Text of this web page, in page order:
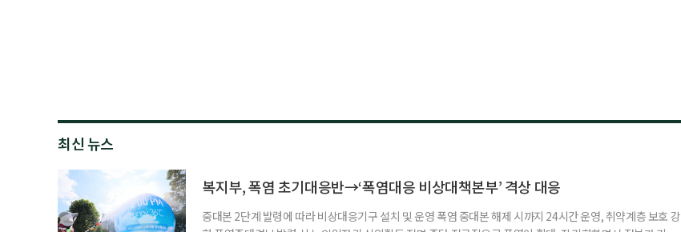
최신 뉴스
복지부, 폭염 초기대응반→‘폭염대응 비상대책본부’ 격상 대응
중대본 2단계 발령에 따라 비상대응기구 설치 및 운영 폭염 중대본 해제 시까지 24시간 운영, 취약계층 보호 강